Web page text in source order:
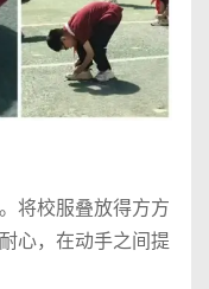
将校服叠放得方方
心，在动手之间提